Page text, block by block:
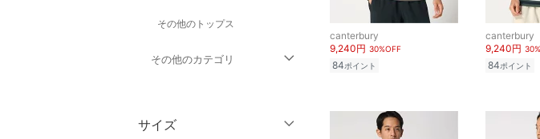
その他のトップス
その他のカテゴリ
サイズ
canterbury
9,240円 30%OFF
84ポイント
canterbury
9,240円
84ポイント